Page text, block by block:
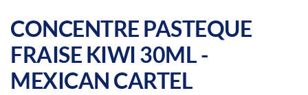
CONCENTRE PASTEQUE
FRAISE KIWI 30ML -
MEXICAN CARTEL